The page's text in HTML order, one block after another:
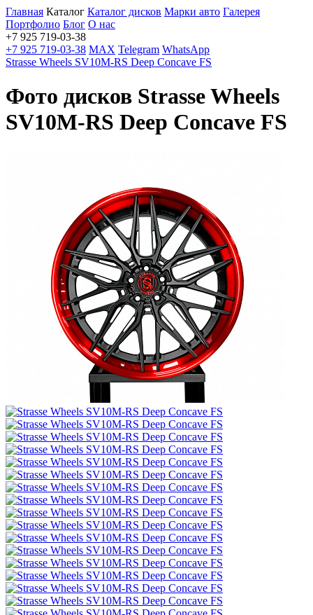
Главная Каталог Каталог дисков Марки авто Галерея
Портфолио Блог О нас
+7 925 719-03-38
+7 925 719-03-38 MAX Telegram WhatsApp
Strasse Wheels SV10M-RS Deep Concave FS
Фото дисков Strasse Wheels
SV10M-RS Deep Concave FS